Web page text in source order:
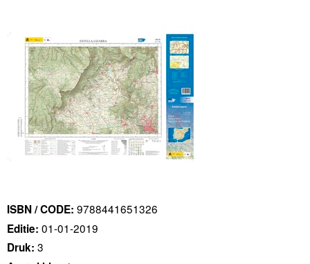
ISBN / CODE: 9788441651326
Editie: 01-01-2019
Druk: 3